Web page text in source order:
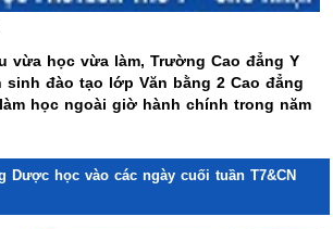
vừa học vừa làm, Trường Cao đẳng Y
sinh đào tạo lớp Văn bằng 2 Cao đẳng
học ngoài giờ hành chính trong năm
Dược học vào các ngày cuối tuần T7&CN